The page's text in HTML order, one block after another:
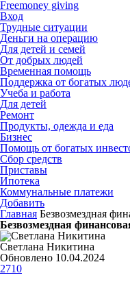
Freemoney giving
Вход
Трудные ситуации
Деньги на операцию
Для детей и семей
От добрых людей
Временная помощь
Поддержка от богатых
Учеба и работа
Для детей
Ремонт
Продукты, одежда и еда
Бизнес
Помощь от богатых
Сбор средств
Приставы
Ипотека
Коммунальные платежи
Добавить
Главная Безвозмездная
Безвозмездная
Светлана Никитина
Обновлено 10.04.2024
2710